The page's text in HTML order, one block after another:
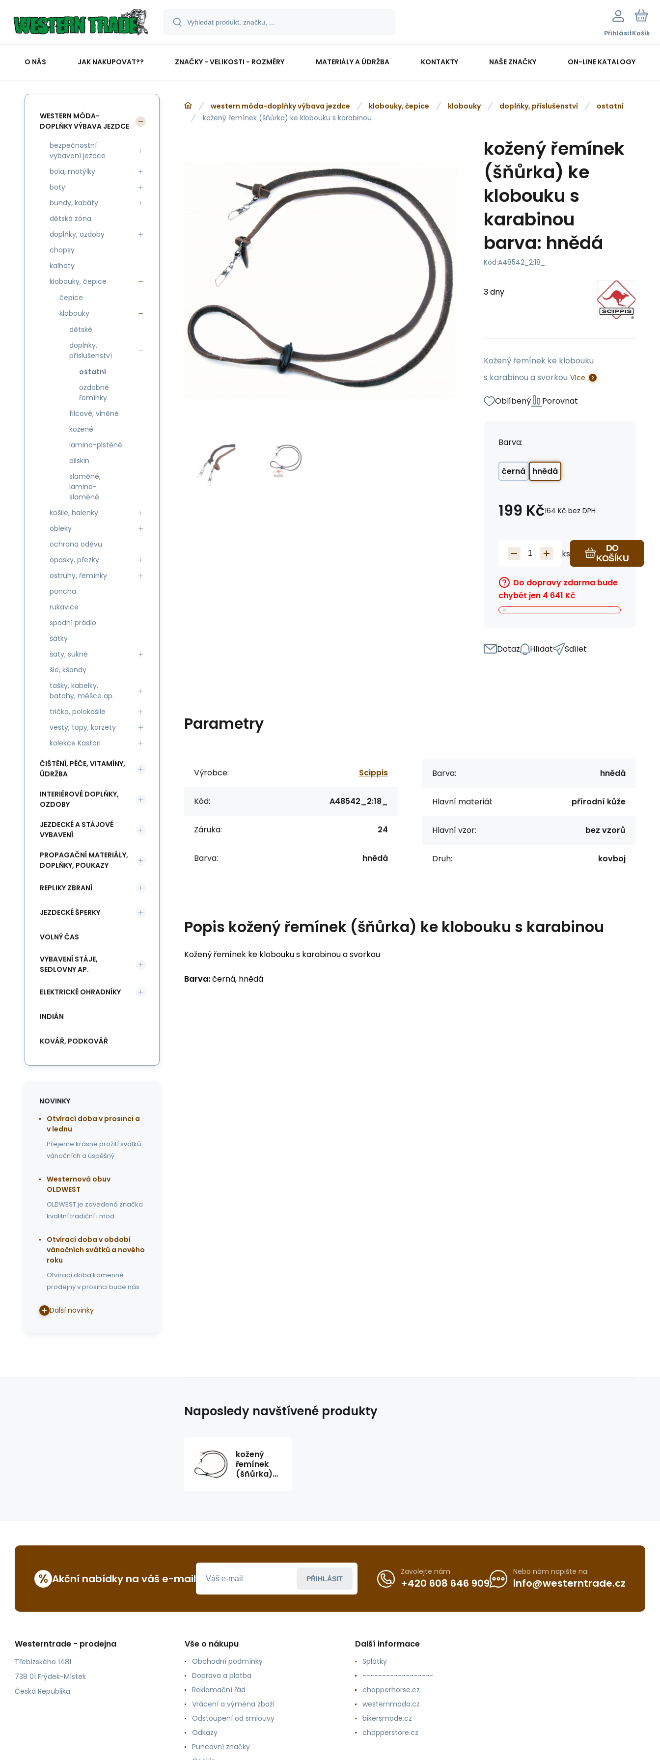
PřihlásitKošík
O NÁS JAK NAKUPOVAT?? ZNAČKY - VELIKOSTI - ROZMĚRY MATERIÁLY A ÚDRŽBA KONTAKTY NAŠE ZNAČKY ON-LINE KATALOGY
western móda-doplňky výbava jezdce klobouky, čepice klobouky doplňky, příslušenství
ostatní
kožený řemínek (šňůrka) ke klobouku s karabinou
kožený řemínek
(šňůrka) ke
klobouku s
karabinou
barva: hnědá
Kód:A48542_2:18_
3 dny
Kožený řemínek ke klobouku
s karabinou a svorkou Více
Oblíbený Porovnat
Barva:
černá hnědá
199 Kč164 Kč bez DPH
ks
DO
KOŠÍKU
Do dopravy zdarma bude
chybět jen 4 641 Kč
Dotaz Hlídat Sdílet
Parametry
Výrobce: Scippis
Kód: A48542_2:18_
Záruka: 24
Barva: hnědá
Barva: hnědá
Hlavní materiál: přírodní kůže
Hlavní vzor: bez vzorů
Druh: kovboj
Popis kožený řemínek (šňůrka) ke klobouku s karabinou
Kožený řemínek ke klobouku s karabinou a svorkou
Barva:černá, hnědá
WESTERN MÓDA-
DOPLŇKY VÝBAVA JEZDCE
bezpečnostní
vybavení jezdce
bola, motýlky
boty
bundy, kabáty
dětská zóna
doplňky, ozdoby
chapsy
kalhoty
klobouky, čepice
čepice
klobouky
dětské
doplňky,
příslušenství
ostatní
ozdobné
řemínky
filcové, vlněné
kožené
lamino-plstěné
oilskin
slaměné,
lamino-
slaměné
košile, halenky
obleky
ochrana oděvu
opasky, přezky
ostruhy, řemínky
poncha
rukavice
spodní prádlo
šátky
šaty, sukně
šle, kšandy
tašky, kabelky,
batohy, měšce ap.
trička, polokošile
vesty, topy, korzety
kolekce Kastori
ČIŠTĚNÍ, PÉČE, VITAMÍNY,
ÚDRŽBA
INTERIÉROVÉ DOPLŇKY,
OZDOBY
JEZDECKÉ A STÁJOVÉ
VYBAVENÍ
PROPAGAČNÍ MATERIÁLY,
DOPLŇKY, POUKAZY
REPLIKY ZBRANÍ
JEZDECKÉ ŠPERKY
VOLNÝ ČAS
VYBAVENÍ STÁJE,
SEDLOVNY AP.
ELEKTRICKÉ OHRADNÍKY
INDIÁN
KOVÁŘ, PODKOVÁŘ
NOVINKY
Otvírací doba v prosinci a
v lednu
Přejeme krásné prožití svátků
vánočních a úspěšný
Westernová obuv
OLDWEST
OLDWEST je zavedená značka
kvalitní tradiční i mod
Otvírací doba v období
vánočních svátků a nového
roku
Otvírací doba kamenné
prodejny v prosinci bude nás
Další novinky
Naposledy navštívené produkty
kožený
řemínek
(šňůrka)
% Akční nabídky na váš e-mail PŘIHLÁSIT
Zavolejte nám
+420 608 646 909
Nebo nám napište na
info@westerntrade.cz
Westerntrade - prodejna
Třebízského 1481
738 01 Frýdek-Místek
Česká Republika
Vše o nákupu
Obchodní podmínky
Doprava a platba
Reklamační řád
Vrácení a výměna zboží
Odstoupení od smlouvy
Odkazy
Puncovní značky
Další informace
Splátky
------------------
chopperhorse.cz
westernmoda.cz
bikersmode.cz
chopperstore.cz